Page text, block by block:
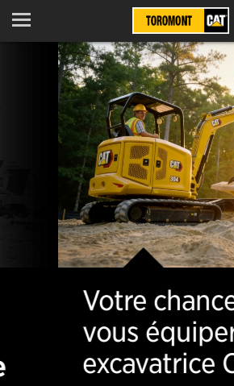
Menu
Votre chance de
vous équiper
excavatrice Cat